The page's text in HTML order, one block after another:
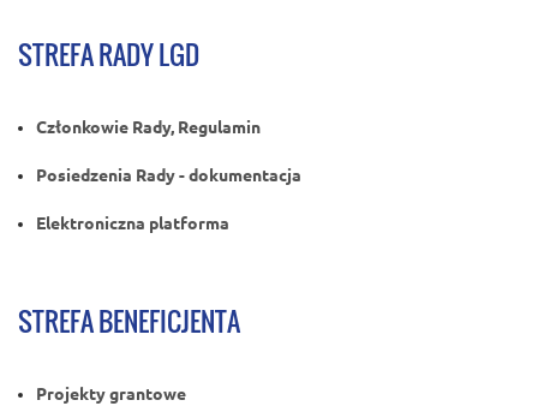
STREFA RADY LGD
Członkowie Rady, Regulamin
Posiedzenia Rady - dokumentacja
Elektroniczna platforma
STREFA BENEFICJENTA
Projekty grantowe